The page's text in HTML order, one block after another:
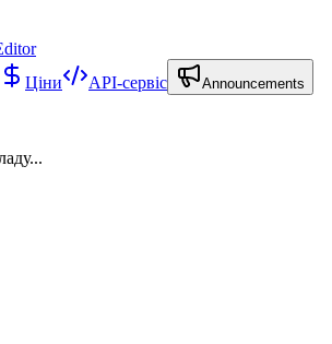
Ціни API-сервіс Announcements